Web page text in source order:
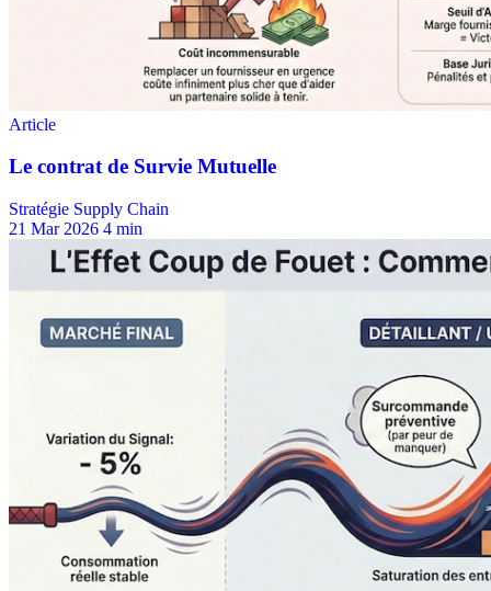
Stratégie Supply Chain
21 Mar 2026 4 min